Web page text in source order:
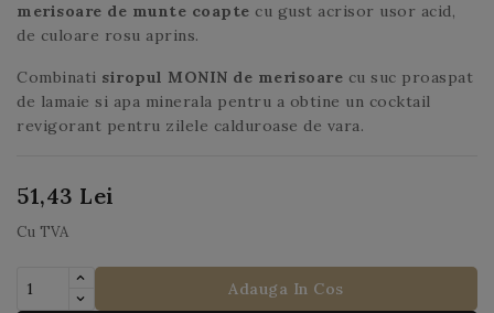
merisoare de munte coapte cu gust acrisor usor acid,
de culoare rosu aprins.
Combinati siropul MONIN de merisoare cu suc proaspat
de lamaie si apa minerala pentru a obtine un cocktail
revigorant pentru zilele calduroase de vara.
51,43 Lei
Cu TVA
Adauga In Cos